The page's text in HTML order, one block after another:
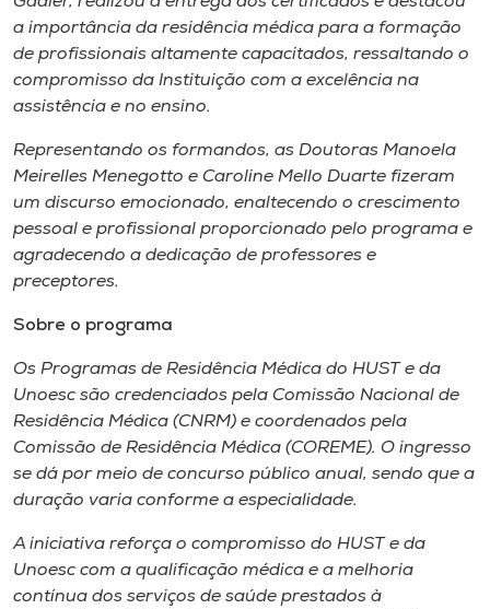
a importância da residência médica para a formação
de profissionais altamente capacitados, ressaltando o
compromisso da Instituição com a excelência na
assistência e no ensino.
Representando os formandos, as Doutoras Manoela
Meirelles Menegotto e Caroline Mello Duarte fizeram
um discurso emocionado, enaltecendo o crescimento
pessoal e profissional proporcionado pelo programa e
agradecendo a dedicação de professores e
preceptores.
Sobre o programa
Os Programas de Residência Médica do HUST e da
Unoesc são credenciados pela Comissão Nacional de
Residência Médica (CNRM) e coordenados pela
Comissão de Residência Médica (COREME). O ingresso
se dá por meio de concurso público anual, sendo que a
duração varia conforme a especialidade.
A iniciativa reforça o compromisso do HUST e da
Unoesc com a qualificação médica e a melhoria
contínua dos serviços de saúde prestados à